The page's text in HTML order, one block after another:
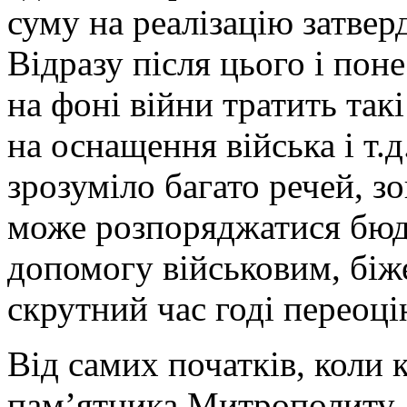
суму на реалізацію
Відразу після цього і
на фоні війни тратить
на оснащення війська і
зрозуміло багато речей,
може розпоряджатися
допомогу військовим,
скрутний час годі
Від самих початків, коли